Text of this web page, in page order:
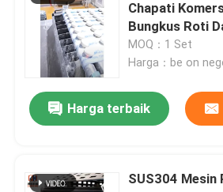
Lini Produksi Puff Pastry
Mesin Pembuat Lachha Paratha
Mesin Pembuat Roti Canai
Mesin Pembuat Roti Chapati
Chapati
Bungkus Roti
MOQ：1 Set
Harga：be on
Harga terbaik
SUS304 Mesin